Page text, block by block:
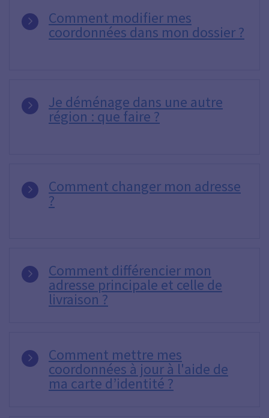
Comment modifier mes
coordonnées dans mon dossier ?
Je déménage dans une autre
région : que faire ?
Comment changer mon adresse
?
Comment différencier mon
adresse principale et celle de
livraison ?
Comment mettre mes
coordonnées à jour à l'aide de
ma carte d’identité ?